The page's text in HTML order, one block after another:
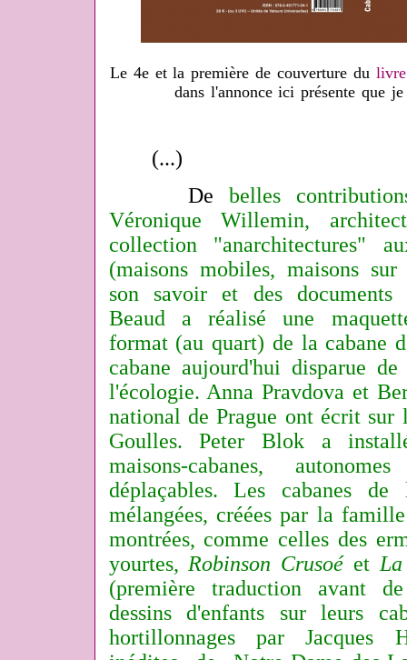
Le 4e et la première de couverture du livre
dans l'annonce ici présente que
(...)
De belles
Véronique Willemin,
collection "anarchitectures"
(maisons mobiles, maisons
son savoir et des documents
Beaud a réalisé une
format (au quart) de la cabane
cabane aujourd'hui disparue
l'écologie. Anna Pravdova et
national de Prague ont écrit sur
Goulles. Peter Blok a
maisons-cabanes,
déplaçables. Les cabanes
mélangées, créées par la
montrées, comme celles des
yourtes,Robinson Crusoéet
(première traduction avant
dessins d'enfants sur leurs
hortillonnages par Jacques